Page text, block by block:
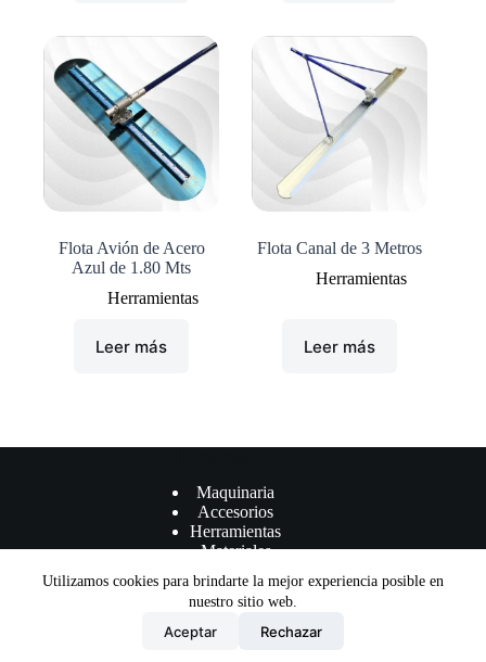
Utilizamos cookies para brindarte la mejor experiencia posible en
nuestro sitio web.
Aceptar Rechazar
Flota Avión de Acero
Azul de 1.80 Mts
Herramientas
Leer más
Flota Canal de 3 Metros
Herramientas
Leer más
Maquinaria
Accesorios
Herramientas
Materiales
Términos y Condiciones
Política de privacidad